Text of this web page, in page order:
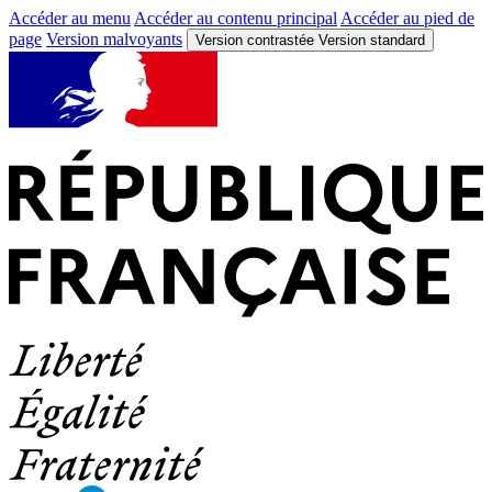
Accéder au menu Accéder au contenu principal Accéder au pied de
page Version malvoyants Version contrastée Version standard